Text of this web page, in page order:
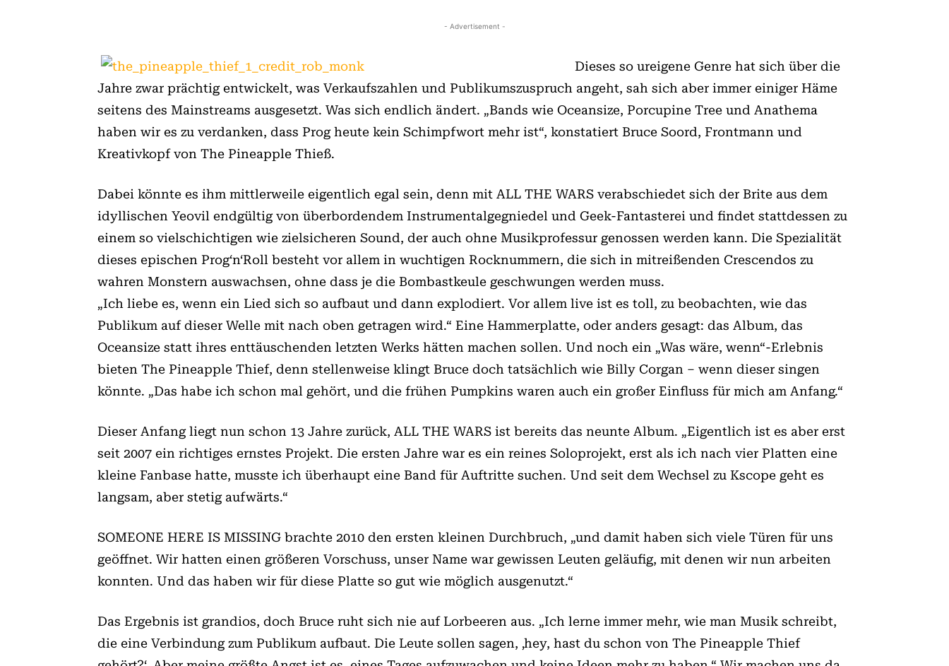
- Advertisement -
Dieses so ureigene Genre hat sich über die
Jahre zwar prächtig entwickelt, was Verkaufszahlen und Publikumszuspruch angeht, sah sich aber immer einiger Häme
seitens des Mainstreams ausgesetzt. Was sich endlich ändert. „Bands wie Oceansize, Porcupine Tree und Anathema
haben wir es zu verdanken, dass Prog heute kein Schimpfwort mehr ist“, konstatiert Bruce Soord, Frontmann und
Kreativkopf von The Pine­apple Thieß.
Dabei könnte es ihm mittlerweile eigentlich egal sein, denn mit ALL THE WARS verabschiedet sich der Brite aus dem
idyllischen Yeovil endgültig von überbordendem Instrumentalgegniedel und Geek-Fantasterei und findet stattdessen zu
einem so vielschichtigen wie zielsicheren Sound, der auch ohne Musikprofessur genossen werden kann. Die Spezialität
dieses epischen Prog‘n‘Roll besteht vor allem in wuchtigen Rocknummern, die sich in mitreißenden Crescendos zu
wahren Monstern auswachsen, ohne dass je die Bombastkeule geschwungen werden muss.
„Ich liebe es, wenn ein Lied sich so aufbaut und dann explodiert. Vor allem live ist es toll, zu beobachten, wie das
Publikum auf dieser Welle mit nach oben getragen wird.“ Eine Hammerplatte, oder anders gesagt: das Album, das
Oceansize statt ihres enttäuschenden letzten Werks hätten machen sollen. Und noch ein „Was wäre, wenn“-Erlebnis
bieten The Pineapple Thief, denn stellenweise klingt Bruce doch tatsächlich wie Billy Corgan – wenn dieser singen
könnte. „Das habe ich schon mal gehört, und die frühen Pumpkins waren auch ein großer Einfluss für mich am Anfang.“
Dieser Anfang liegt nun schon 13 Jahre zurück, ALL THE WARS ist bereits das neunte Album. „Eigentlich ist es aber erst
seit 2007 ein richtiges ernstes Projekt. Die ersten Jahre war es ein reines Soloprojekt, erst als ich nach vier Platten eine
kleine Fan­base hatte, musste ich überhaupt eine Band für Auftritte suchen. Und seit dem Wechsel zu Kscope geht es
langsam, aber stetig aufwärts.“
SOMEONE HERE IS MISSING brachte 2010 den ersten kleinen Durchbruch, „und damit haben sich viele Türen für uns
geöffnet. Wir hatten einen größeren Vorschuss, unser Name war gewissen Leuten geläufig, mit denen wir nun arbeiten
konnten. Und das haben wir für diese Platte so gut wie möglich ausgenutzt.“
Das Ergebnis ist grandios, doch Bruce ruht sich nie auf Lorbeeren aus. „Ich lerne immer mehr, wie man Musik schreibt,
die eine Verbindung zum Publikum aufbaut. Die Leute sollen sagen, ‚hey, hast du schon von The Pineapple Thief